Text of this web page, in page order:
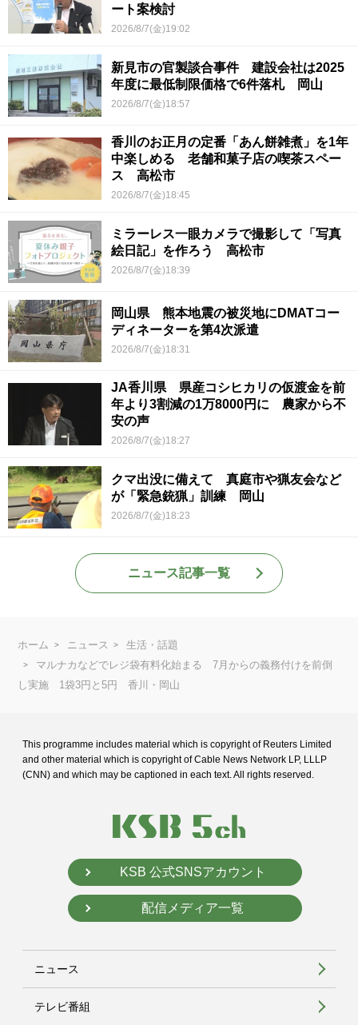
ート案検討
2026/8/7(金)19:02
新見市の官製談合事件 建設会社は2025
年度に最低制限価格で6件落札 岡山
2026/8/7(金)18:57
香川のお正月の定番「あん餅雑煮」を1年
中楽しめる 老舗和菓子店の喫茶スペー
ス 高松市
2026/8/7(金)18:45
ミラーレス一眼カメラで撮影して「写真
絵日記」を作ろう 高松市
2026/8/7(金)18:39
岡山県 熊本地震の被災地にDMATコー
ディネーターを第4次派遣
2026/8/7(金)18:31
JA香川県 県産コシヒカリの仮渡金を前
年より3割減の1万8000円に 農家から不
安の声
2026/8/7(金)18:27
クマ出没に備えて 真庭市や猟友会など
が「緊急銃猟」訓練 岡山
2026/8/7(金)18:23
ニュース記事一覧
ホーム ニュース
生活・話題
マルナカなどでレジ袋有料化始まる 7月からの義務付けを前倒
し実施 1袋3円と5円 香川・岡山
This programme includes material which is copyright of Reuters Limited
and other material which is copyright of Cable News Network LP, LLLP
(CNN) and which may be captioned in each text. All rights reserved.
KSB 公式SNSアカウント
配信メディア一覧
ニュース
テレビ番組